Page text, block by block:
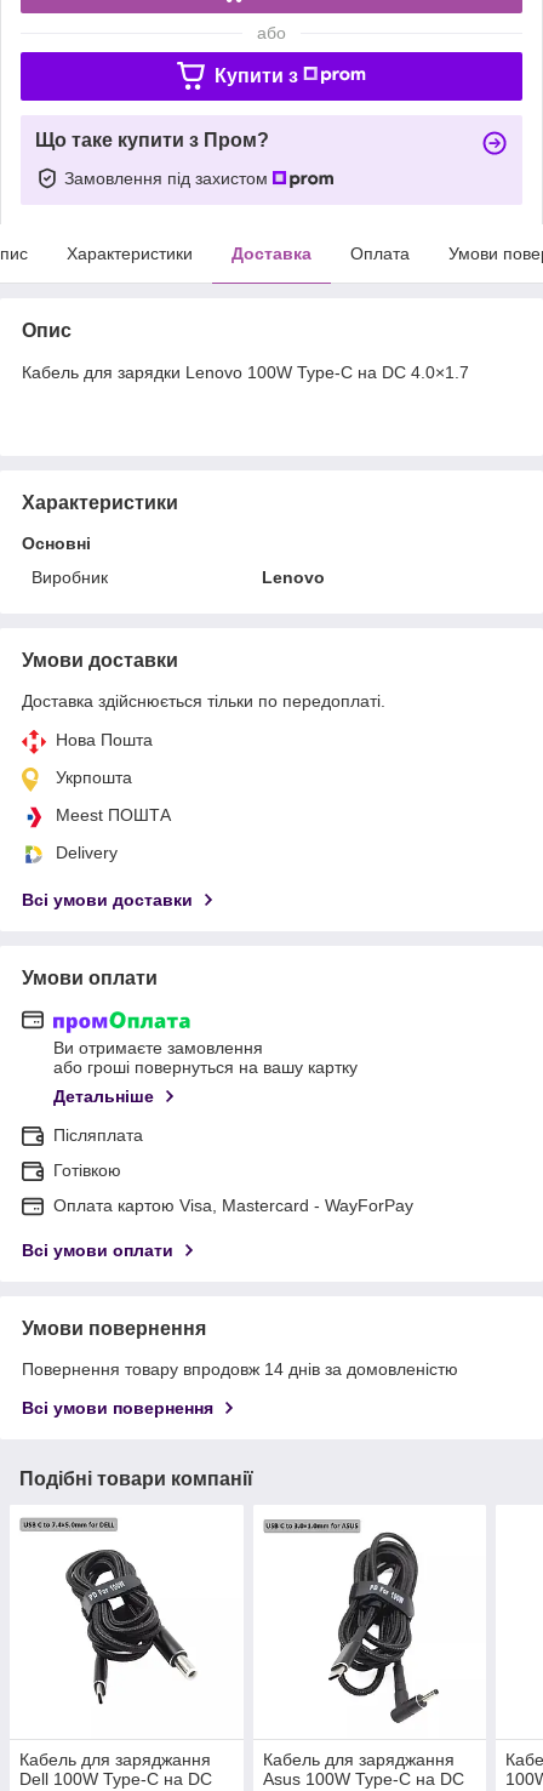
або
Купити з
Що таке купити з Пром?
Замовлення під захистом
Характеристики Доставка Оплата Умови
Опис
Кабель для зарядки Lenovo 100W Type-C на DC 4.0×1.7
Характеристики
Основні
Виробник
Lenovo
Умови доставки
Доставка здійснюється тільки по передоплаті.
Нова Пошта
Укрпошта
Meest ПОШТА
Delivery
Всі умови доставки
Умови оплати
Ви отримаєте замовлення
або гроші повернуться на вашу картку
Детальніше
Післяплата
Готівкою
Оплата картою Visa, Mastercard - WayForPay
Всі умови оплати
Умови повернення
Повернення товару впродовж 14 днів за домовленістю
Всі умови повернення
Подібні товари компанії
Кабель для заряджання
Dell 100W Type-C на DC
Кабель для заряджання
Asus 100W Type-C на DC